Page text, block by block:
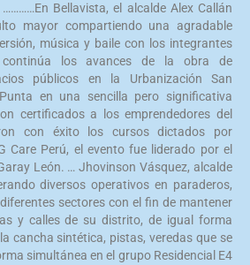
Bellavista, el alcalde Alex Callán
mayor compartiendo una agradable
música y baile con los integrantes
continúa los avances de la obra de
públicos en la Urbanización San
en una sencilla pero significativa
certificados a los emprendedores del
con éxito los cursos dictados por
Care Perú, el evento fue liderado por el
León. … Jhovinson Vásquez, alcalde
diversos operativos en paraderos,
sectores con el fin de mantener
y calles de su distrito, de igual forma
cancha sintética, pistas, veredas que se
simultánea en el grupo Residencial E4